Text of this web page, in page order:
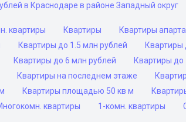
в Краснодаре в районе Западный округ
квартиры Квартиры Квартиры
Квартиры до 1.5 млн рублей Квартиры
Квартиры до 6 млн рублей Квартиры до
Квартиры на последнем этаже
Квартиры площадью 50 кв м
квартиры 1-комн. квартиры